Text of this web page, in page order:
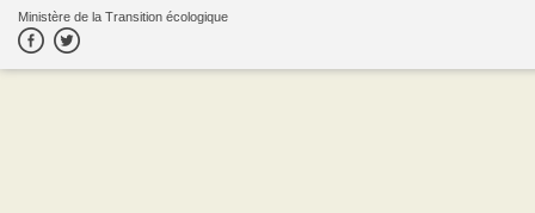
Ministère de la Transition écologique